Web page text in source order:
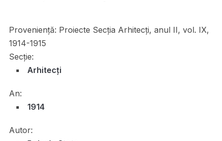
Proveniență: Proiecte Secția Arhitecți, anul II, vol. IX,
1914-1915
Secție:
Arhitecți
An:
1914
Autor: